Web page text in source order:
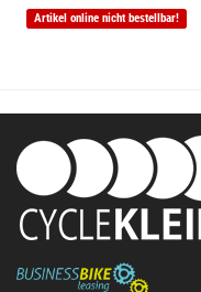
Artikel online nicht bestellbar!